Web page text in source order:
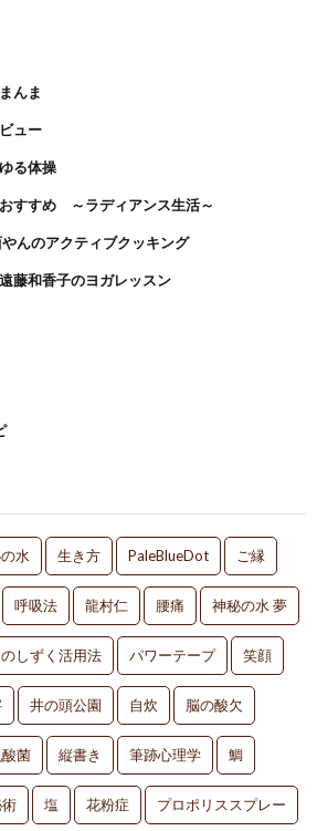
んま
ュー
る体操
すすめ ～ラディアンス生活～
んのアクティブクッキング
藤和香子のヨガレッスン
水 生き方 PaleBlueDot ご縁
呼吸法 龍村仁 腰痛 神秘の水 夢
のしずく活用法 パワーテープ 笑顔
井の頭公園 自炊 脳の酸欠
菌 縦書き 筆跡心理学 鯛
塩 花粉症 プロポリススプレー